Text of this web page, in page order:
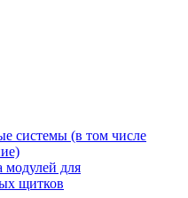
системы (в том числе
для
щитков